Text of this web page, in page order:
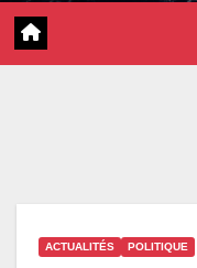
ACTUALITÉS POLITIQUE